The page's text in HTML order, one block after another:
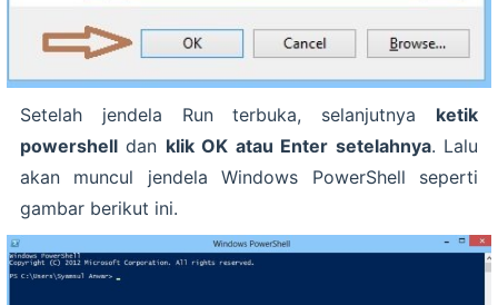
Setelah jendela Run terbuka, selanjutnya ketik
powershell dan klik OK atau Enter setelahnya. Lalu
akan muncul jendela Windows PowerShell seperti
gambar berikut ini.